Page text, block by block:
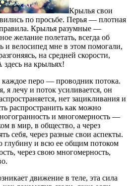
Крылья свои
по просьбе. Перья — плотная
Крылья разумные —
желание полетать, всегда об
и велосипед мне в этом помогали,
на средней скорости,
на крыльях!
каждое перо — проводник потока.
я лечу и поток усиливается, он
нет зацикливания и
распространить как можно
и многомерность —
в мир, в общество, а через
себя, через разные свои аспекты.
глубину и всю ее общим потоком
через свою многомерность,
движение в теле, эта сила